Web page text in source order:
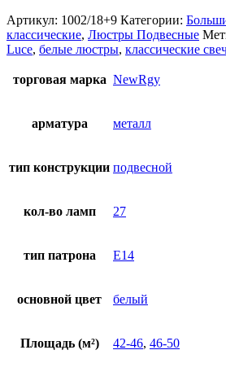
Артикул: 1002/18+9 Категории:
классические, Люстры Подвесные
Luce, белые люстры, классические
торговая марка NewRgy
арматура металл
тип конструкции подвесной
кол-во ламп 27
тип патрона E14
основной цвет белый
Площадь (м²) 42-46, 46-50